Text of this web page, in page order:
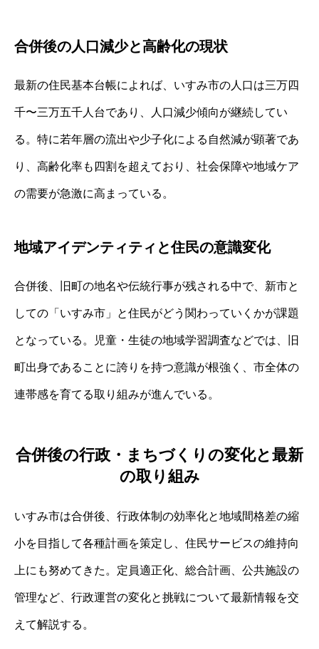
合併後の人口減少と高齢化の現状
最新の住民基本台帳によれば、いすみ市の人口は三万四
千〜三万五千人台であり、人口減少傾向が継続してい
る。特に若年層の流出や少子化による自然減が顕著であ
り、高齢化率も四割を超えており、社会保障や地域ケア
の需要が急激に高まっている。
地域アイデンティティと住民の意識変化
合併後、旧町の地名や伝統行事が残される中で、新市と
しての「いすみ市」と住民がどう関わっていくかが課題
となっている。児童・生徒の地域学習調査などでは、旧
町出身であることに誇りを持つ意識が根強く、市全体の
連帯感を育てる取り組みが進んでいる。
合併後の行政・まちづくりの変化と最新
の取り組み
いすみ市は合併後、行政体制の効率化と地域間格差の縮
小を目指して各種計画を策定し、住民サービスの維持向
上にも努めてきた。定員適正化、総合計画、公共施設の
管理など、行政運営の変化と挑戦について最新情報を交
えて解説する。